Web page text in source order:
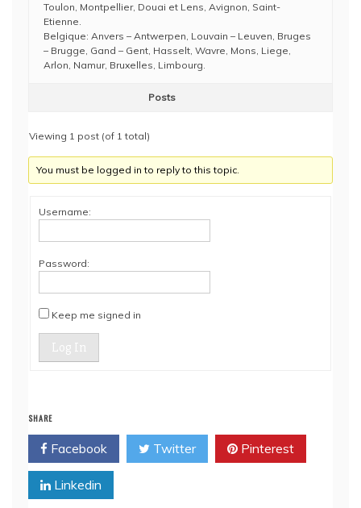
Toulon, Montpellier, Douai et Lens, Avignon, Saint-
Etienne.
Belgique: Anvers – Antwerpen, Louvain – Leuven, Bruges
– Brugge, Gand – Gent, Hasselt, Wavre, Mons, Liege,
Arlon, Namur, Bruxelles, Limbourg.
Posts
Viewing 1 post (of 1 total)
You must be logged in to reply to this topic.
Username:
Password:
Keep me signed in
Log In
SHARE
Facebook Twitter Pinterest
Linkedin